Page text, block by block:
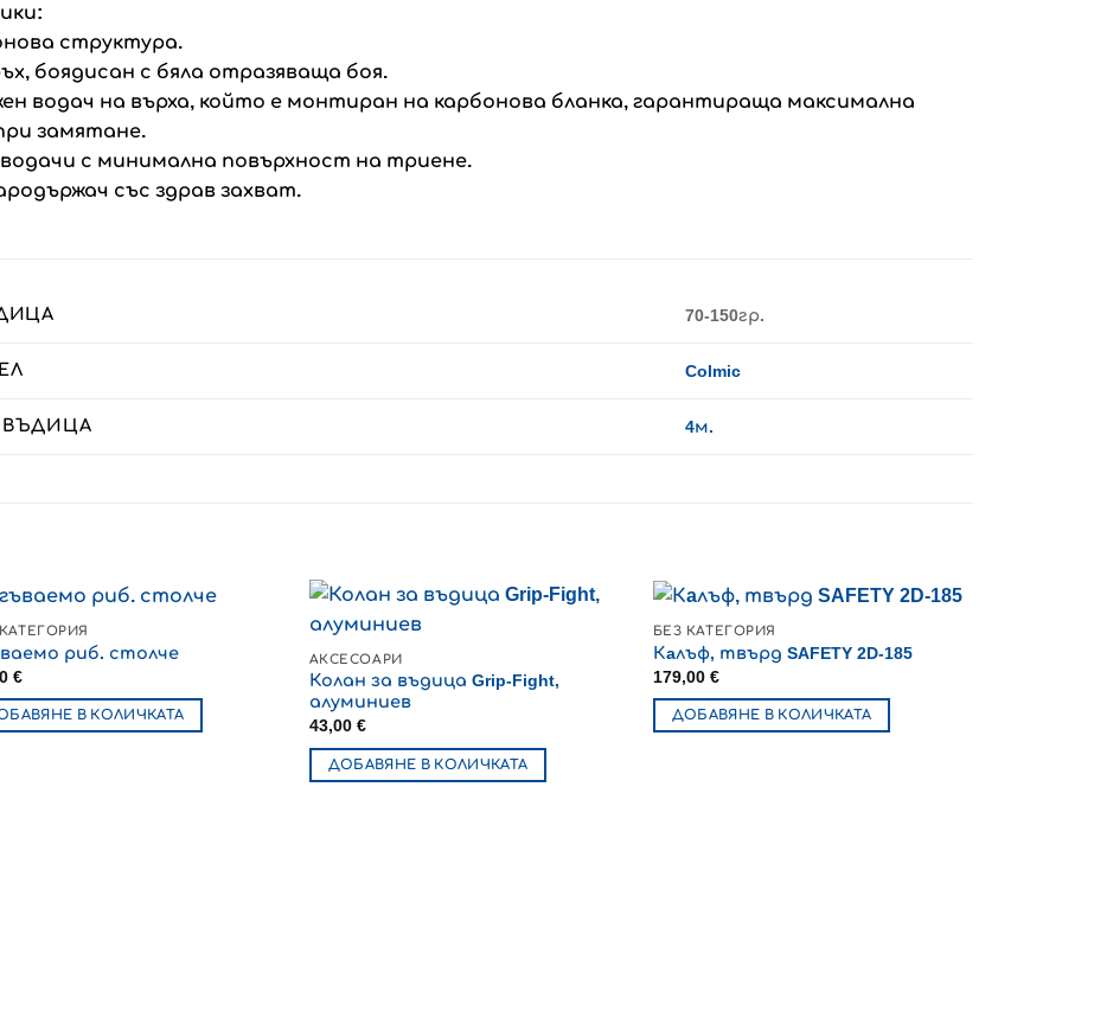
структура.
боядисан с бяла отразяваща боя.
водач на върха, който е монтиран на карбонова бланка, гарантираща максимална
замятане.
водачи с минимална повърхност на триене.
със здрав захват.
70-150гр.
Colmic
4м.
риб. столче
€
В КОЛИЧКАТА
АКСЕСОАРИ
Колан за въдица Grip-Fight,
алуминиев
43,00 €
ДОБАВЯНЕ В КОЛИЧКАТА
БЕЗ КАТЕГОРИЯ
Кaлъф, твърд SAFETY 2D-185
179,00 €
ДОБАВЯНЕ В КОЛИЧКАТА